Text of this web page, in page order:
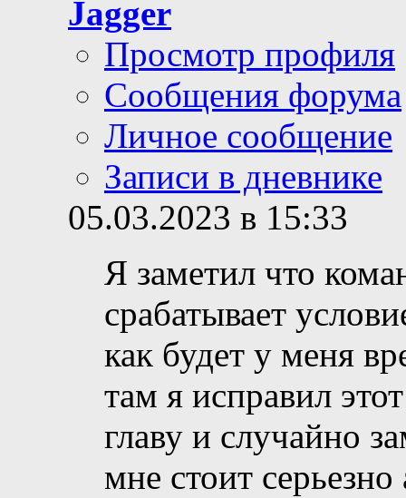
Jagger
Просмотр профиля
Сообщения форума
Личное сообщение
Записи в дневнике
05.03.2023 в 15:33
Я заметил что
срабатывает
как будет у меня
там я исправил
главу и случайно
мне стоит